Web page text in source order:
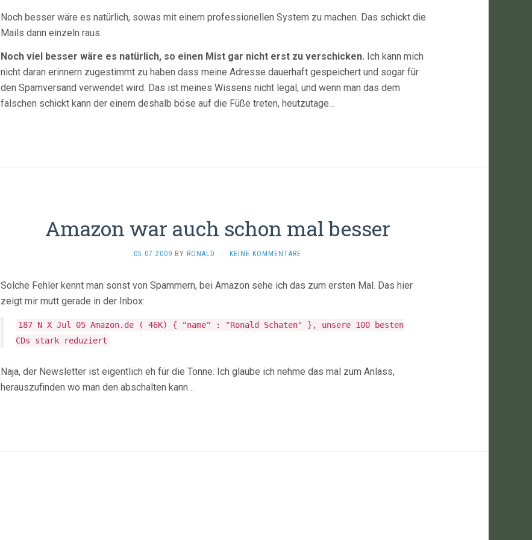
Noch besser wäre es natürlich, sowas mit einem professionellen System zu machen. Das schickt die
Mails dann einzeln raus.
Noch viel besser wäre es natürlich, so einen Mist gar nicht erst zu verschicken. Ich kann mich
nicht daran erinnern zugestimmt zu haben dass meine Adresse dauerhaft gespeichert und sogar für
den Spamversand verwendet wird. Das ist meines Wissens nicht legal, und wenn man das dem
falschen schickt kann der einem deshalb böse auf die Füße treten, heutzutage…
Amazon war auch schon mal besser
05.07.2009 BY RONALD · KEINE KOMMENTARE
Solche Fehler kennt man sonst von Spammern, bei Amazon sehe ich das zum ersten Mal. Das hier
zeigt mir mutt gerade in der Inbox:
187 N X Jul 05 Amazon.de ( 46K) { "name" : "Ronald Schaten" }, unsere 100 besten
CDs stark reduziert
Naja, der Newsletter ist eigentlich eh für die Tonne. Ich glaube ich nehme das mal zum Anlass,
herauszufinden wo man den abschalten kann…